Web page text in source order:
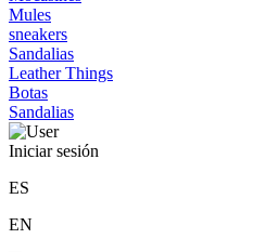
Mules
sneakers
Sandalias
Leather Things
Botas
Sandalias
Iniciar sesión
ES
EN